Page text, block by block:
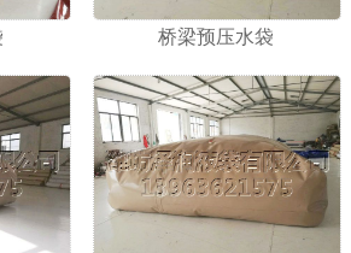
桥梁预压水袋